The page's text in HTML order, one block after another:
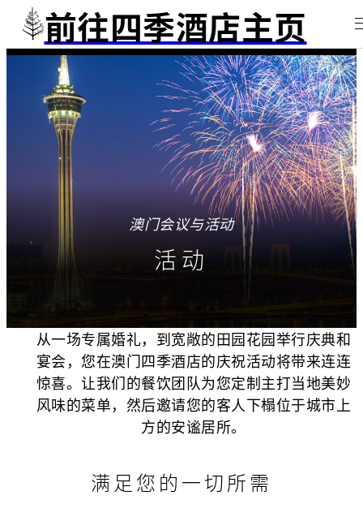
前往四季酒店主页
澳门会议与活动
活动
从一场专属婚礼，到宽敞的田园花园举行庆典和
宴会，您在澳门四季酒店的庆祝活动将带来连连
惊喜。让我们的餐饮团队为您定制主打当地美妙
风味的菜单，然后邀请您的客人下榻位于城市上
方的安谧居所。
满足您的一切所需